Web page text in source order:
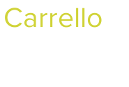
Carrello